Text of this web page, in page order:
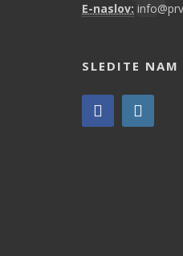
E-naslov:
SLEDITE NAM